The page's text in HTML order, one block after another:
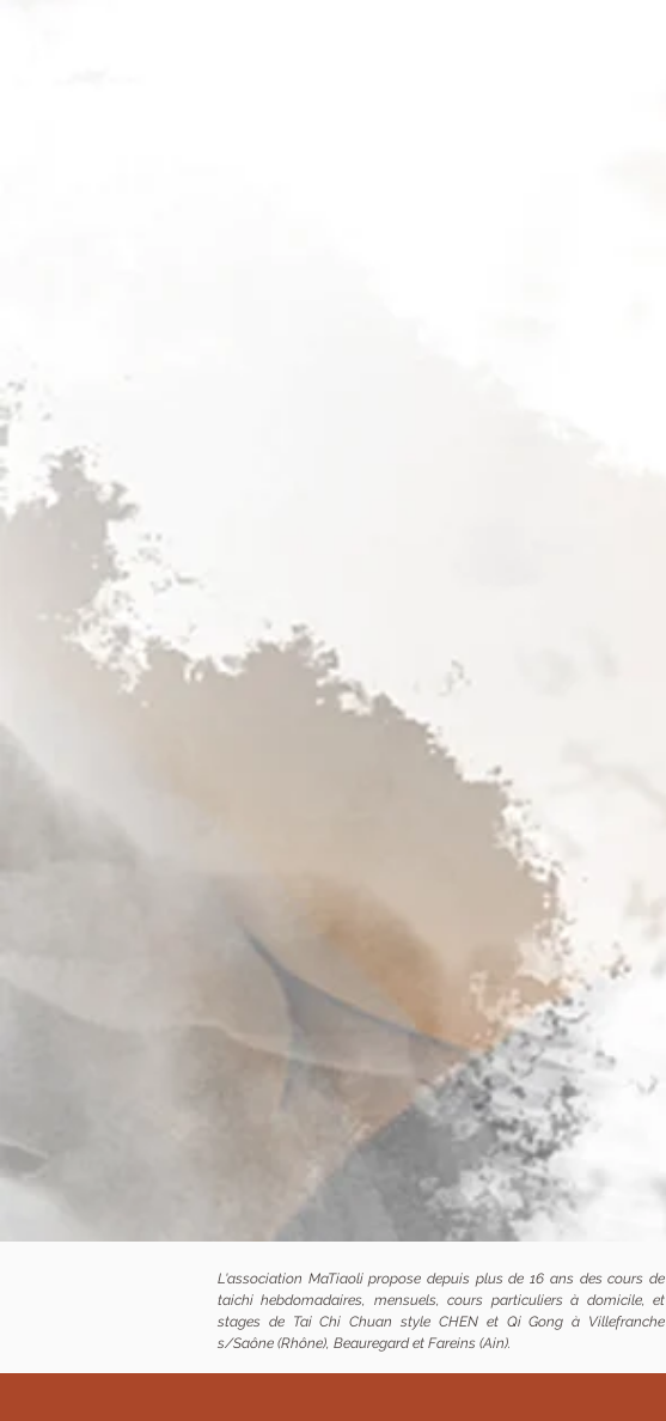
L'association MaTiaoli propose depuis plus de 16 ans des cours de
taichi hebdomadaires, mensuels, cours particuliers à domicile, et
stages de Tai Chi Chuan style CHEN et Qi Gong à Villefranche
s/Saône (Rhône), Beauregard et Fareins (Ain).